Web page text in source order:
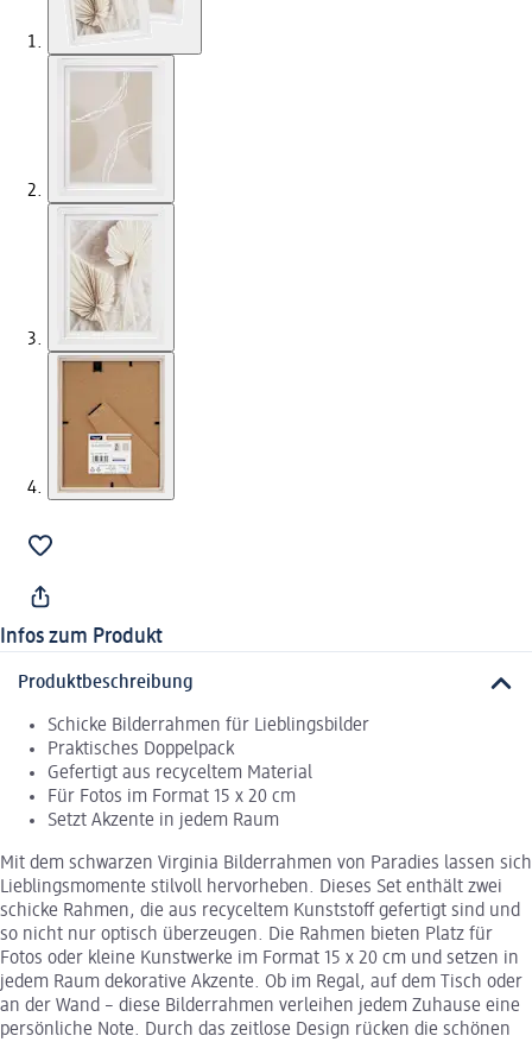
Infos zum Produkt
Produktbeschreibung
Schicke Bilderrahmen für Lieblingsbilder
Praktisches Doppelpack
Gefertigt aus recyceltem Material
Für Fotos im Format 15 x 20 cm
Setzt Akzente in jedem Raum
Mit dem schwarzen Virginia Bilderrahmen von Paradies lassen sich
Lieblingsmomente stilvoll hervorheben. Dieses Set enthält zwei
schicke Rahmen, die aus recyceltem Kunststoff gefertigt sind und
so nicht nur optisch überzeugen. Die Rahmen bieten Platz für
Fotos oder kleine Kunstwerke im Format 15 x 20 cm und setzen in
jedem Raum dekorative Akzente. Ob im Regal, auf dem Tisch oder
an der Wand – diese Bilderrahmen verleihen jedem Zuhause eine
persönliche Note. Durch das zeitlose Design rücken die schönen